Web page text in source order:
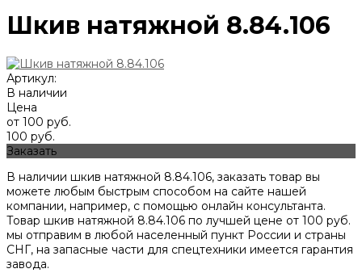
Шкив натяжной 8.84.106
Артикул:
В наличии
Цена
от 100 руб.
100 руб.
Заказать
В наличии шкив натяжной 8.84.106, заказать товар вы
можете любым быстрым способом на сайте нашей
компании, например, с помощью онлайн консультанта.
Товар шкив натяжной 8.84.106 по лучшей цене от 100 руб.
мы отправим в любой населенный пункт России и страны
СНГ, на запасные части для спецтехники имеется гарантия
завода.